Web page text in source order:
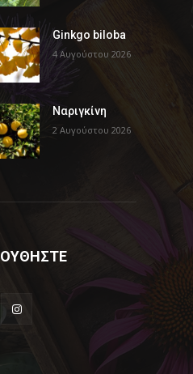
Ginkgo biloba
4 Αυγούστου 2026
Ναριγκίνη
2 Αυγούστου 2026